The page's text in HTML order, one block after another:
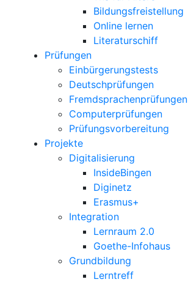
Bildungsfreistellung
Online lernen
Literaturschiff
Prüfungen
Einbürgerungstests
Deutschprüfungen
Fremdsprachenprüfungen
Computerprüfungen
Prüfungsvorbereitung
Projekte
Digitalisierung
InsideBingen
Diginetz
Erasmus+
Integration
Lernraum 2.0
Goethe-Infohaus
Grundbildung
Lerntreff